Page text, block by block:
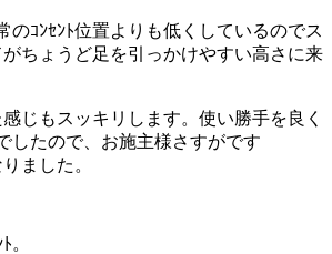
のｺﾝｾﾝﾄ位置よりも低くしているのでス
ちょうど足を引っかけやすい高さに来
じもスッキリします。使い勝手を良く
したので、お施主様さすがです
ました。
。